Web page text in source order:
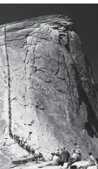
重要器官。旋花科的盾
翅膀形狀。另外細到像
微鏡觀察也有同樣的構
和